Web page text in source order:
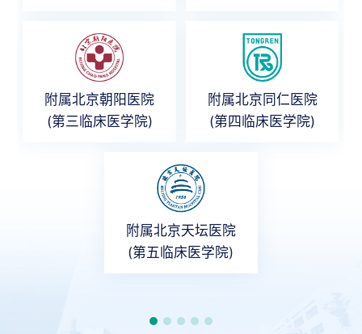
附属北京朝阳医院
(第三临床医学院)
附属北京同仁医院
(第四临床医学院)
附属北京天坛医院
(第五临床医学院)